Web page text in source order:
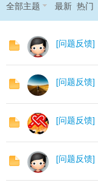
O
全部主题 最新 热门
[问题反馈]
[问题反馈]
[问题反馈]
[问题反馈]